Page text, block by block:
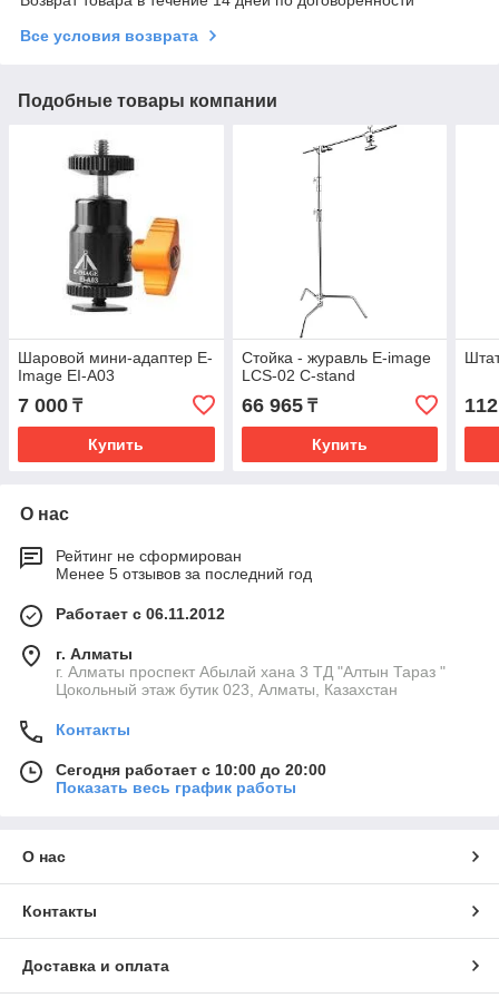
Все условия возврата
Подобные товары компании
Шаровой мини-адаптер E-
Image EI-A03
7 000 ₸
Купить
Стойка - журавль E-image
LCS-02 C-stand
66 965₸
Купить
О нас
Рейтинг не сформирован
Менее 5 отзывов за последний год
Работает с 06.11.2012
г. Алматы
г. Алматы проспект Абылай хана 3 ТД "Алтын Тараз "
Цокольный этаж бутик 023, Алматы, Казахстан
Контакты
Сегодня работает с 10:00 до 20:00
Показать весь график работы
О нас
Контакты
Доставка и оплата